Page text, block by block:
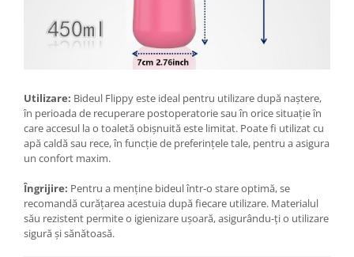
Baterii bucatarie
Baterii cada
Chiuvete bucatarie compozit
Chiuvete inox
Coloane de dus
Robineti
Scari
Tapet 3D Autoadeziv
Climatizare si echipamente de
Utilizare: Bideul Flippy este ideal pentru utilizare după naștere,
în perioada de recuperare postoperatorie sau în orice situație în
care accesul la o toaletă obișnuită este limitat. Poate fi utilizat cu
apă caldă sau rece, în funcție de preferințele tale, pentru a asigura
un confort maxim.
Îngrijire: Pentru a menține bideul într-o stare optimă, se
recomandă curățarea acestuia după fiecare utilizare. Materialul
său rezistent permite o igienizare ușoară, asigurându-ți o utilizare
sigură și sănătoasă.